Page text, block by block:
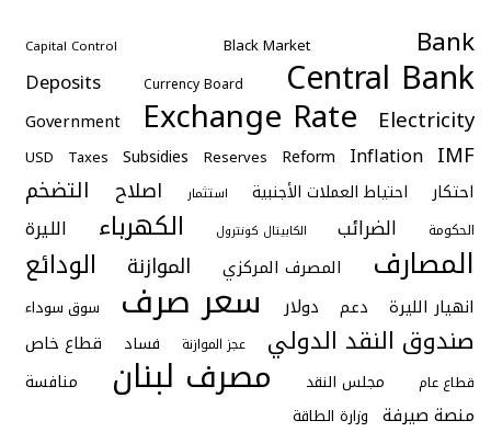
Bank
Black Market
Capital Control
Central Bank
Currency Board
Deposits
Electricity
Exchange Rate
Government
IMF
Inflation
Reform
Reserves
Subsidies
Taxes
USD
احتكار احتياط العملات الأجنبية استثمار اصلاح التضخم
الحكومة الضرائب الكابيتال كونترول الكهرباء الليرة
المصارف المصرف المركزي الموازنة الودائع
انهيار الليرة دعم دولار سعر صرف سوق سوداء
صندوق النقد الدولي عجز الموازنة فساد قطاع خاص
قطاع عام مجلس النقد مصرف لبنان منافسة
منصة صيرفة وزارة الطاقة